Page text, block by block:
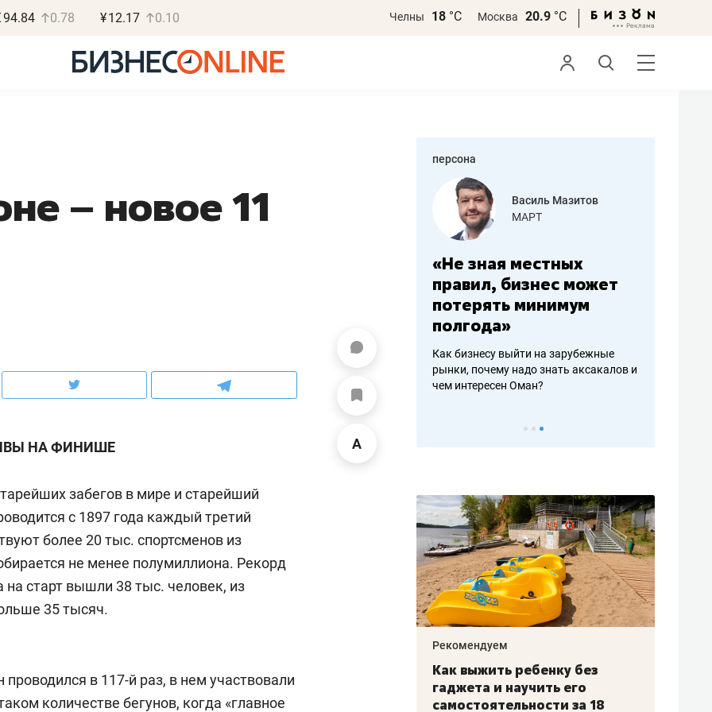
94.84 0.78 ¥12.17 0.10 Челны 18 °С Москва 20.9 °С
– новое 11
НА ФИНИШЕ
забегов в мире и старейший
с 1897 года каждый третий
более 20 тыс. спортсменов из
не менее полумиллиона. Рекорд
на старт вышли 38 тыс. человек, из
35 тысяч.
в 117-й раз, в нем участвовали
количестве бегунов, когда «главное
персона
и
Роман Ободец
«Готовые решения»
о трехкратном росте цен, дотошных
клиентах и чудных запросах мастеров
Наследница бизнеса по пошиву
школьной формы о контрафакте,
налогах и развитии без кредитов
Василь Мазитов
МАРТ
«Не зная местных
правил, бизнес может
потерять минимум
полгода»
Как бизнесу выйти на зарубежные
рынки, почему надо знать аксакалов и
чем интересен Оман?
«Фороса»:
невроз» –
не считает
Наседкина: «Ремонт вместе
с мебелью за 2 миллиона –
Рекомендуем
Как выжить ребенку без
гаджета и научить его
самостоятельности за 18